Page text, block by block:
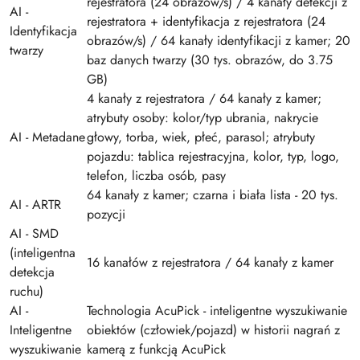
AI -
Identyfikacja
twarzy
rejestratora + identyfikacja z rejestratora (24
obrazów/s) / 64 kanały identyfikacji z kamer; 20
baz danych twarzy (30 tys. obrazów, do 3.75
GB)
AI - Metadane
4 kanały z rejestratora / 64 kanały z kamer;
atrybuty osoby: kolor/typ ubrania, nakrycie
głowy, torba, wiek, płeć, parasol; atrybuty
pojazdu: tablica rejestracyjna, kolor, typ, logo,
telefon, liczba osób, pasy
AI - ARTR
64 kanały z kamer; czarna i biała lista - 20 tys.
pozycji
AI - SMD
(inteligentna
detekcja
ruchu)
16 kanałów z rejestratora / 64 kanały z kamer
AI -
Inteligentne
wyszukiwanie
Technologia AcuPick - inteligentne wyszukiwanie
obiektów (człowiek/pojazd) w historii nagrań z
kamerą z funkcją AcuPick